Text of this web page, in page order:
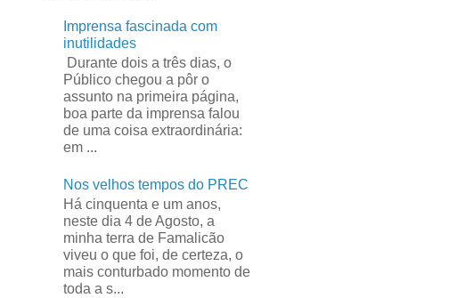
Imprensa fascinada com
inutilidades
Durante dois a três dias, o
Público chegou a pôr o
assunto na primeira página,
boa parte da imprensa falou
de uma coisa extraordinária:
em ...
Nos velhos tempos do PREC
Há cinquenta e um anos,
neste dia 4 de Agosto, a
minha terra de Famalicão
viveu o que foi, de certeza, o
mais conturbado momento de
toda a s...